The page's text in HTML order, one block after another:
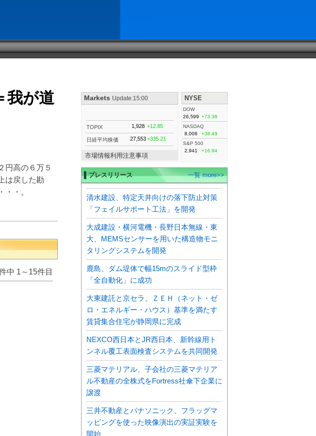
我が道
円高の６万５
は戻した勘
・。
中 1～15件目
Markets Update:15:00
TOPIX 1,928 +12.85
日経平均株価 27,553+335.21
市場情報利用注意事項
NYSE
DOW
26,599 +73.38
NASDAQ
8,006
+38.49
S&P 500
2,941
+16.84
▌プレスリリース 一覧 more>>
清水建設、特定天井向けの落下防止対策
「フェイルサポート工法」を開発
大成建設・横河電機・長野日本無線・東
大、MEMSセンサーを用いた構造物モニ
タリングシステムを開発
鹿島、ダム堤体で幅15mのスライド型枠
「全自動化」に成功
大東建託と京セラ、ＺＥＨ（ネット・ゼ
ロ・エネルギー・ハウス）基準を満たす
賃貸集合住宅が静岡県に完成
NEXCO西日本とJR西日本、新幹線用ト
ンネル覆工表面検査システムを共同開発
三菱マテリアル、子会社の三菱マテリア
ル不動産の全株式をFortress社傘下企業に
譲渡
三井不動産とパナソニック、フラッグマ
ッピングを使った映像演出の実証実験を
開始